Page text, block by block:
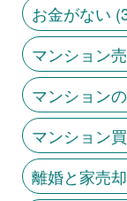
お金がない
マンション
マンション
マンション
離婚と家売却